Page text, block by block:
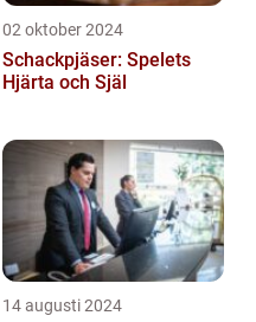
02 oktober 2024
Schackpjäser: Spelets
Hjärta och Själ
14 augusti 2024